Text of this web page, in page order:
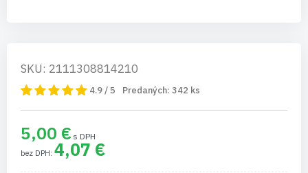
SKU: 2111308814210
4.9 / 5 Predaných: 342 ks
5,00 €
4,07 €